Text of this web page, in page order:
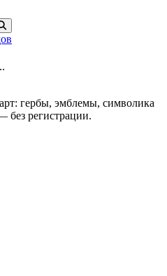
гербы, эмблемы, символика
без регистрации.